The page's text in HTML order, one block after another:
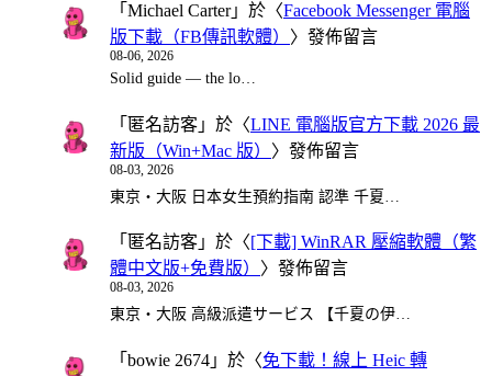
「 Michael Carter」於〈Facebook Messenger 電腦
版下載（FB傳訊軟體） 〉發佈留言
08-06, 2026
Solid guide — the lo…
「 匿名訪客 」於〈LINE 電腦版官方下載 2026 最
新版（Win+Mac 版） 〉發佈留言
08-03, 2026
東京・大阪 日本女生預約指南 認準 千夏…
「 匿名訪客 」於〈[下載] WinRAR 壓縮軟體（繁
體中文版+免費版） 〉發佈留言
08-03, 2026
東京・大阪 高級派遣サービス 【千夏の伊…
「 bowie 2674 」於〈免下載！線上 Heic 轉